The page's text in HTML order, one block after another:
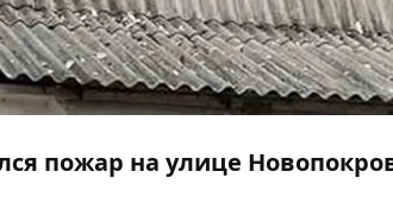
пожар на улице